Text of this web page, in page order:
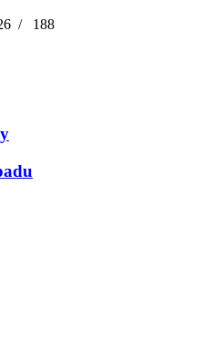
/ 188